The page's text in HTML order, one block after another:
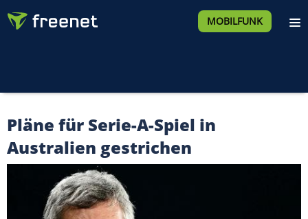
MOBILFUNK
Pläne für Serie-A-Spiel in
Australien gestrichen